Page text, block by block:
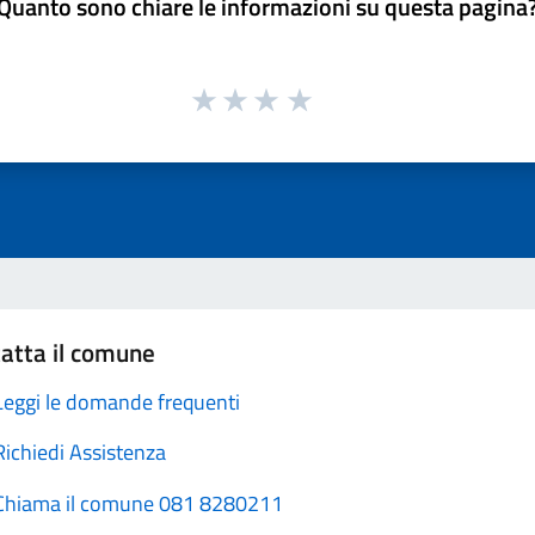
il comune
le domande frequenti
Assistenza
il comune 081 8280211